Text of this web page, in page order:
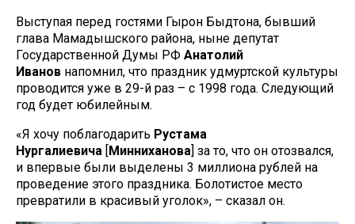
Выступая перед гостями Гырон Быдтона, бывший
глава Мамадышского района, ныне депутат
Государственной Думы РФ Анатолий
Иванов напомнил, что праздник удмуртской культуры
проводится уже в 29-й раз – с 1998 года. Следующий
год будет юбилейным.
«Я хочу поблагодарить Рустама
Нургалиевича [Минниханова] за то, что он отозвался,
и впервые были выделены 3 миллиона рублей на
проведение этого праздника. Болотистое место
превратили в красивый уголок», – сказал он.